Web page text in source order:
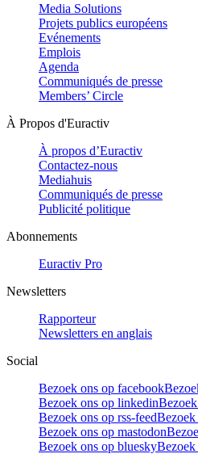
Media Solutions
Projets publics européens
Evénements
Emplois
Agenda
Communiqués de presse
Members’ Circle
À Propos d'Euractiv
À propos d’Euractiv
Contactez-nous
Mediahuis
Communiqués de presse
Publicité politique
Abonnements
Euractiv Pro
Newsletters
Rapporteur
Newsletters en anglais
Social
Bezoek ons op facebook
Bezoek ons op linkedin
Bezoek ons op rss-feedBezoek
Bezoek ons op mastodon
Bezoek ons op blueskyBezoek